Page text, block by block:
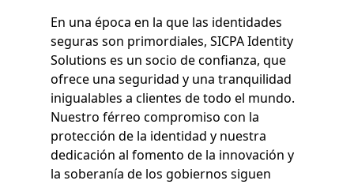
En una época en la que las identidades
seguras son primordiales, SICPA Identity
Solutions es un socio de confianza, que
ofrece una seguridad y una tranquilidad
inigualables a clientes de todo el mundo.
Nuestro férreo compromiso con la
protección de la identidad y nuestra
dedicación al fomento de la innovación y
la soberanía de los gobiernos siguen